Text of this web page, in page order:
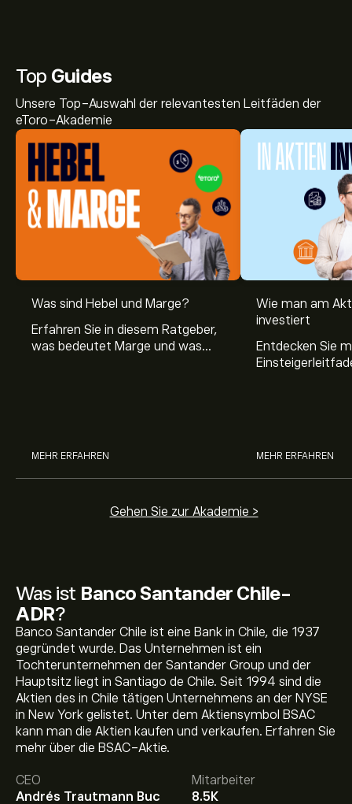
Was ist Banco Santander Chile-
ADR?
Banco Santander Chile ist eine Bank in Chile, die 1937
gegründet wurde. Das Unternehmen ist ein
Tochterunternehmen der Santander Group und der
Hauptsitz liegt in Santiago de Chile. Seit 1994 sind die
Aktien des in Chile tätigen Unternehmens an der NYSE
in New York gelistet. Unter dem Aktiensymbol BSAC
kann man die Aktien kaufen und verkaufen. Erfahren Sie
mehr über die BSAC-Aktie.
CEO
Andrés Trautmann Buc
Mitarbeiter
8.5K
Top Guides
Unsere Top-Auswahl der relevantesten Leitfäden der
eToro-Akademie
Was sind Hebel und Marge?
Erfahren Sie in diesem Ratgeber,
was bedeutet Marge und was
MEHR ERFAHREN
Wie man am
investiert
Entdecken Sie
MEHR ERFAHREN
Gehen Sie zur Akademie >
Aktueller BSAC Aktienkurs liegt bei 35.25‎$‎.
Das durchschnittliche Kursziel für Banco Santander
Chile-ADR liegt bei 35.25‎$‎.
Registrieren Sie sich bei